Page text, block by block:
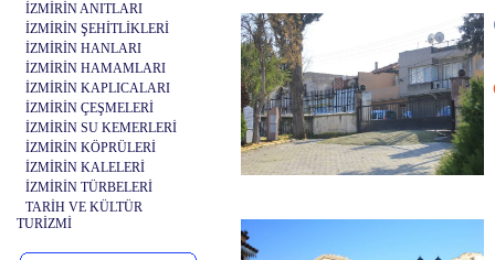
İZMİRİN ANITLARI
İZMİRİN ŞEHİTLİKLERİ
İZMİRİN HANLARI
İZMİRİN HAMAMLARI
İZMİRİN KAPLICALARI
İZMİRİN ÇEŞMELERİ
İZMİRİN SU KEMERLERİ
İZMİRİN KÖPRÜLERİ
İZMİRİN KALELERİ
İZMİRİN TÜRBELERİ
TARİH VE KÜLTÜR
TURİZMİ